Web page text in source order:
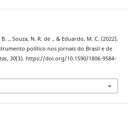
., Souza, N. R. de ., & Eduardo, M. C. (2022).
político nos jornais do Brasil e de
, 30(3). https://doi.org/10.1590/1806-9584-